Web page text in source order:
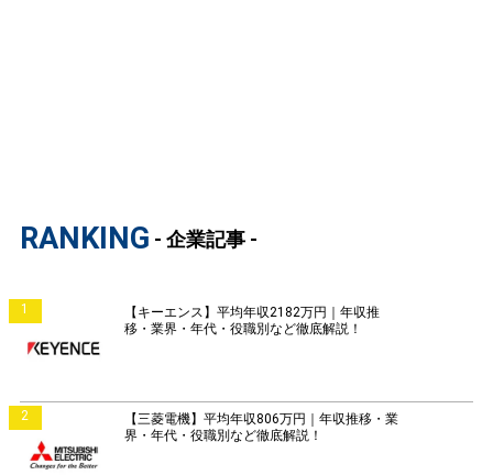
RANKING - 企業記事 -
1
【キーエンス】平均年収2182万円｜年収推
移・業界・年代・役職別など徹底解説！
2
【三菱電機】平均年収806万円｜年収推移・業
界・年代・役職別など徹底解説！